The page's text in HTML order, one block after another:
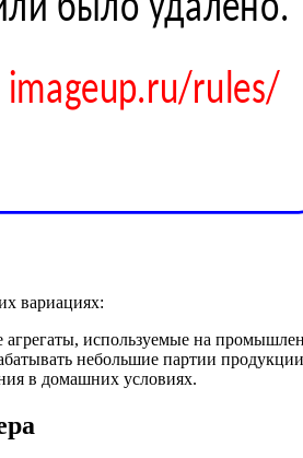
вариациях:
используемые на
небольшие партии
в домашних условиях.